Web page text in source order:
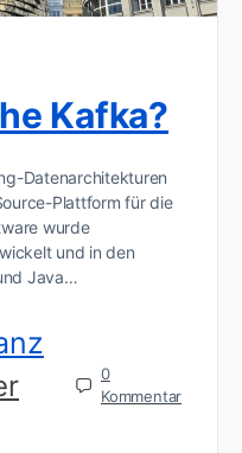
Kafka?
Datenarchitekturen
Plattform für die
wurde
und in den
Java…
0
Kommentar